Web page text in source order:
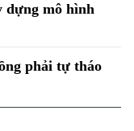
dựng mô hình
phải tự tháo